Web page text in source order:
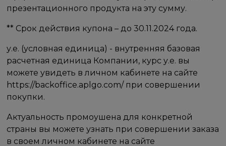
презентационного продукта на эту сумму.
** Срок действия купона – до 30.11.2024 года.
у.е. (условная единица) - внутренняя базовая
расчетная единица Компании, курс у.е. вы
можете увидеть в личном кабинете на сайте
https://backoffice.aplgo.com/ при совершении
покупки.
Актуальность промоушена для конкретной
страны вы можете узнать при совершении заказа
в своем личном кабинете на сайте